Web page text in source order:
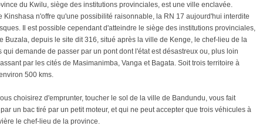
du Kwilu, siège des institutions provinciales, est une ville enclavée.
Kinshasa n'offre qu'une possibilité raisonnable, la RN 17 aujourd'hui interdite
Il est possible cependant d'atteindre le siège des institutions provinciales,
Buzala, depuis le site dit 316, situé après la ville de Kenge, le chef-lieu de la
demande de passer par un pont dont l'état est désastreux ou, plus loin
par les cités de Masimanimba, Vanga et Bagata. Soit trois territoire à
500 kms.
choisirez d'emprunter, toucher le sol de la ville de Bandundu, vous fait
un bac tiré par un petit moteur, et qui ne peut accepter que trois véhicules à
le chef-lieu de la province.